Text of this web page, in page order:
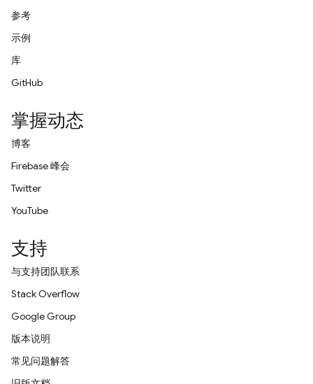
参考
示例
库
GitHub
掌握动态
博客
Firebase 峰会
Twitter
YouTube
支持
与支持团队联系
Stack Overflow
Google Group
版本说明
常见问题解答